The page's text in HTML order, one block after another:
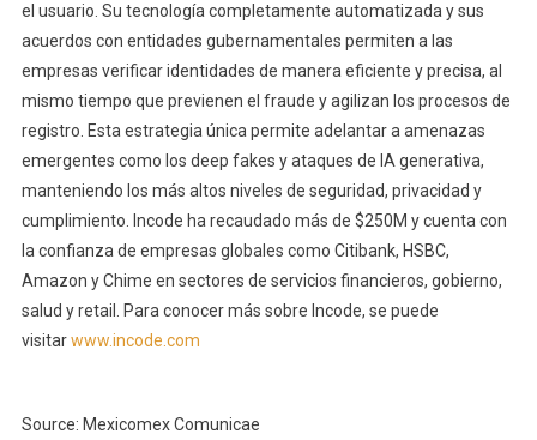
el usuario. Su tecnología completamente automatizada y sus
acuerdos con entidades gubernamentales permiten a las
empresas verificar identidades de manera eficiente y precisa, al
mismo tiempo que previenen el fraude y agilizan los procesos de
registro. Esta estrategia única permite adelantar a amenazas
emergentes como los deep fakes y ataques de IA generativa,
manteniendo los más altos niveles de seguridad, privacidad y
cumplimiento. Incode ha recaudado más de $250M y cuenta con
la confianza de empresas globales como Citibank, HSBC,
Amazon y Chime en sectores de servicios financieros, gobierno,
salud y retail. Para conocer más sobre Incode, se puede
visitarwww.incode.com
Source: Mexicomex Comunicae